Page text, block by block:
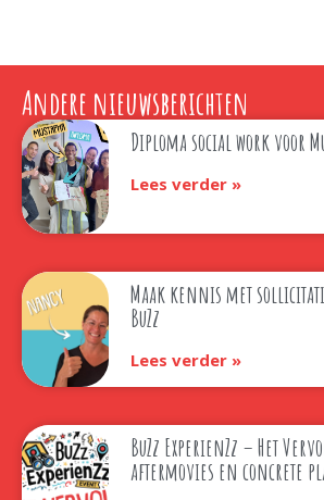
Andere nieuwsberichten
Diploma social work voor
Lees verder »
Maak kennis met
BuZz
Lees verder »
BuZz ExperienZz – Het
aftermovies en concrete